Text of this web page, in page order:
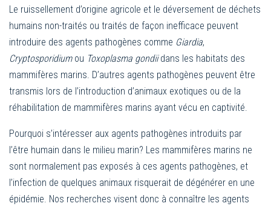
Le ruissellement d’origine agricole et le déversement de déchets
humains non-traités ou traités de façon inefficace peuvent
introduire des agents pathogènes comme Giardia,
Cryptosporidiumou Toxoplasma gondiidans les habitats des
mammifères marins. D’autres agents pathogènes peuvent être
transmis lors de l’introduction d’animaux exotiques ou de la
réhabilitation de mammifères marins ayant vécu en captivité.
Pourquoi s’intéresser aux agents pathogènes introduits par
l’être humain dans le milieu marin? Les mammifères marins ne
sont normalement pas exposés à ces agents pathogènes, et
l’infection de quelques animaux risquerait de dégénérer en une
épidémie. Nos recherches visent donc à connaître les agents